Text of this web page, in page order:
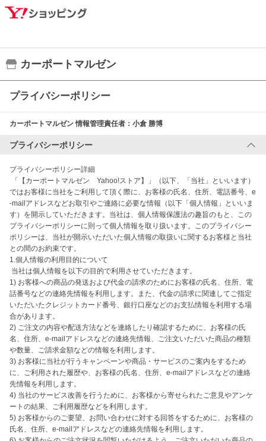
カーポートマルゼン
プライバシーポリシー
カーポートマルゼン情報管理責任者： 小倉 勝博
プライバシーポリシー
プライバシーポリシー詳細
ではお客様に当社をご利用して頂く際に、お客様の氏名、住所、電話番号、e
-mailアドレスなどお取引やご連絡に必要な情報（以下「個人情報」といいま
す）を開示していただきます。当社は、個人情報保護法の趣旨のもと、この
プライバシーポリシーに則って個人情報を取り扱います。このプライバシー
ポリシーは、当社が開示いただいた個人情報の取扱いに関するお客様と当社
との間のお約束です。
1.個人情報の利用目的について
1) お客様への商品の発送および代金の請求のためにお客様の氏名、住所、電
話番号などの連絡先情報を利用します。また、代金の請求に関連してご指定
いただいたクレジットカード番号、銀行口座などのお支払情報を利用する場
合があります。
2) ご注文の内容や配送方法などを連絡したり確認するために、お客様の氏
名、住所、e-mailアドレスなどの連絡先情報、ご注文いただいた商品の種類
や数量、ご請求金額などの情報を利用します。
3) お客様に当社が行うキャンペーンや商品・サービスのご案内をするため
に、ご利用された履歴や、お客様の氏名、住所、e-mailアドレスなどの連絡
先情報を利用します。
4) 当社のサービス改善を行うために、お客様から寄せられたご意見やアンケ
ートの結果、ご利用履歴などを利用します。
5) お客様からのご要望、お問い合わせに対する回答をするために、お客様の
氏名、住所、e-mailアドレスなどの連絡先情報を利用します。